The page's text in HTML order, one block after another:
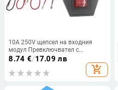
10A 250V щепсел на входния
модул Превключвател с
предпазител Мъжки гнездо за
захранване 3-пинов IEC320 C14 с
кабел за части на машини за
8.74 €/17.09 лв
add_shopping_cart